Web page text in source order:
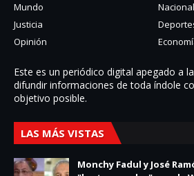
Mundo
Justicia
Opinión
Este es un periódico digital apegado a
difundir informaciones de toda í­ndole
objetivo posible.
LAS MÁS VISTAS
Monchy Fadul y José